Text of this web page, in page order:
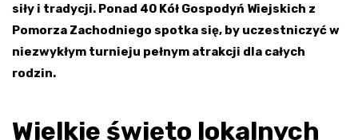
siły i tradycji. Ponad 40 Kół Gospodyń Wiejskich z
Pomorza Zachodniego spotka się, by uczestniczyć w
niezwykłym turnieju pełnym atrakcji dla całych
rodzin.
Wielkie święto lokalnych